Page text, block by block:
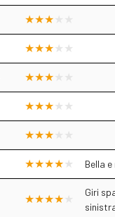
Bella
Giri